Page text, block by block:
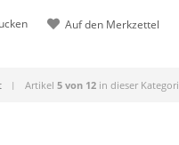
| Artikel 5 von 12 in dieser